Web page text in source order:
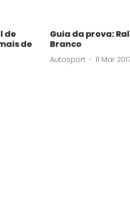
de
de
Guia da prova:
Branco
Autosport 11 Mar